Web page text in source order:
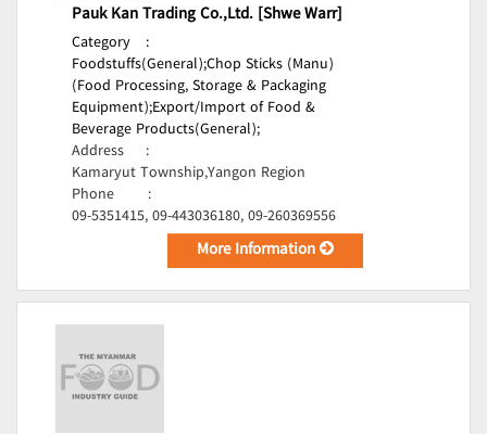
Pauk Kan Trading Co.,Ltd. [Shwe Warr]
Category
:
Foodstuffs(General);Chop Sticks (Manu)
(Food Processing, Storage & Packaging
Equipment);Export/Import of Food &
Beverage Products(General);
Address
:
Kamaryut Township,Yangon Region
Phone
:
09-5351415, 09-443036180, 09-260369556
More Information